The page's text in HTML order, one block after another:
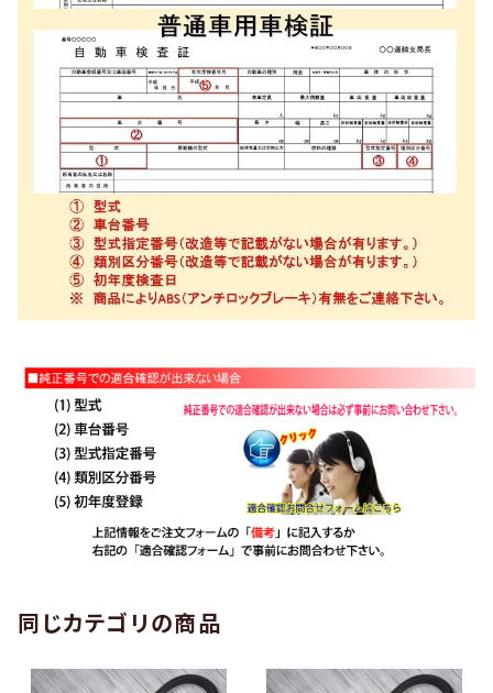
同じカテゴリの商品